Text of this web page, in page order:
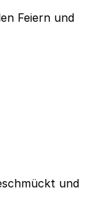
Feiern und
und